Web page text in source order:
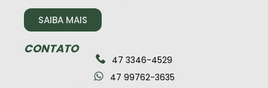
SAIBA MAIS
CONTATO
47 3346-4529
47 99762-3635